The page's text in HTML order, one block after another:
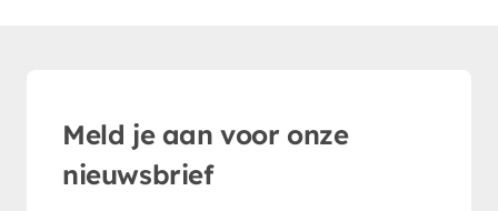
Meld je aan voor onze
nieuwsbrief